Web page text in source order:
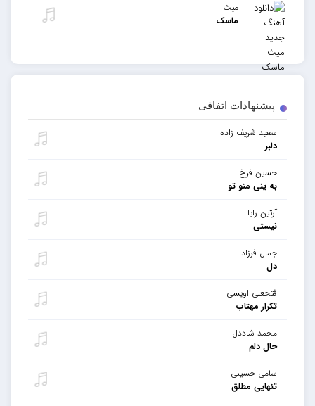
پیشنهادات اتفاقی
سعید شریف زاده
دلبر
حسین فرخ
به ینی منو تو
آرتین رایا
نیستی
جمال فرزاد
دل
فتحعلی اویسی
تکرار مهتاب
محمد شاددل
حال دلم
سامی حسینی
تنهایی مطلق
میث
ماسک